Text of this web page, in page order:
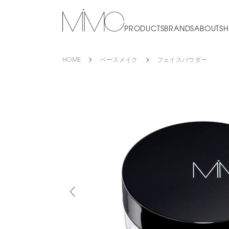
PRODUCTSBRANDSABOUT
HOME ベースメイク フェイスパウダー